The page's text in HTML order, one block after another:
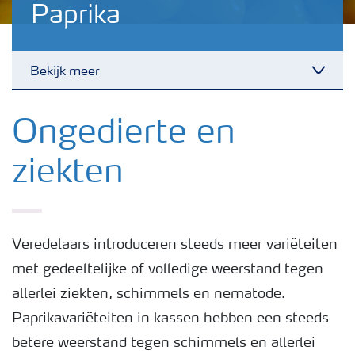
Paprika
Bekijk meer
Nieuwsbrieven
Gewassen
Toolbox
Grow the future
Ongedierte en
ziekten
Veredelaars introduceren steeds meer variëteiten
met gedeeltelijke of volledige weerstand tegen
allerlei ziekten, schimmels en nematode.
Paprikavariëteiten in kassen hebben een steeds
betere weerstand tegen schimmels en allerlei